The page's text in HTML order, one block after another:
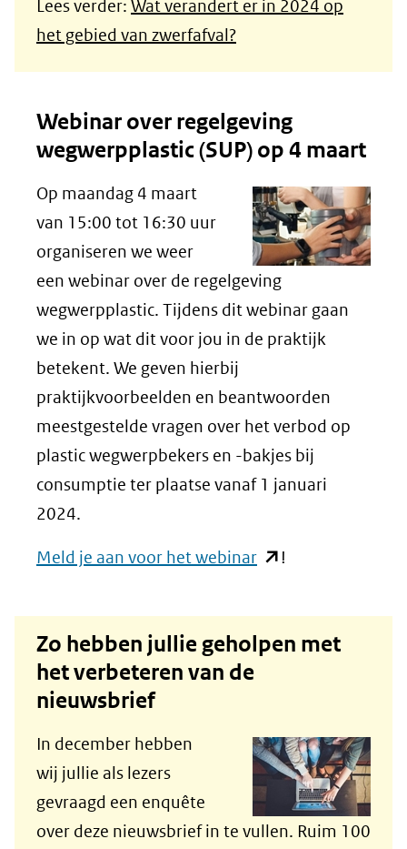
Lees verder: Wat verandert er in 2024 op
het gebied van zwerfafval?
Webinar over regelgeving
wegwerpplastic (SUP) op 4 maart
Op maandag 4 maart
van 15:00 tot 16:30 uur
organiseren we weer
een webinar over de regelgeving
wegwerpplastic. Tijdens dit webinar gaan
we in op wat dit voor jou in de praktijk
betekent. We geven hierbij
praktijkvoorbeelden en beantwoorden
meestgestelde vragen over het verbod op
plastic wegwerpbekers en -bakjes bij
consumptie ter plaatse vanaf 1 januari
2024.
Meld je aan voor het webinar(opent
nieuw
venster)
andere
website)
!
Zo hebben jullie geholpen met
het verbeteren van de
nieuwsbrief
In december hebben
wij jullie als lezers
gevraagd een enquête
over deze nieuwsbrief in te vullen. Ruim 100